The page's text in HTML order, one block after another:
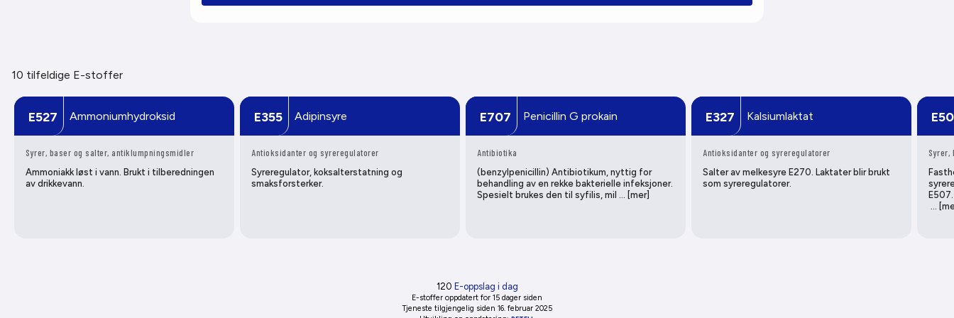
10 tilfeldige E-stoffer
E527 Ammoniumhydroksid
Syrer, baser og salter, antiklumpningsmidler
Ammoniakk løst i vann. Brukt i tilberedningen
av drikkevann.
E355 Adipinsyre
Antioksidanter og syreregulatorer
Syreregulator, koksalterstatning og
smaksforsterker.
E707 Penicillin G prokain
Antibiotika
(benzylpenicillin) Antibiotikum, nyttig for
behandling av en rekke bakterielle infeksjoner.
Spesielt brukes den til syfilis, mil … [mer]
E327 Kalsiumlaktat
Antioksidanter og syreregulatorer
Salter av melkesyre E270. Laktater blir brukt
som syreregulatorer.
…
120 E-oppslag i dag
E-stoffer oppdatert for 15 dager siden
Tjeneste tilgjengelig siden 16. februar 2025